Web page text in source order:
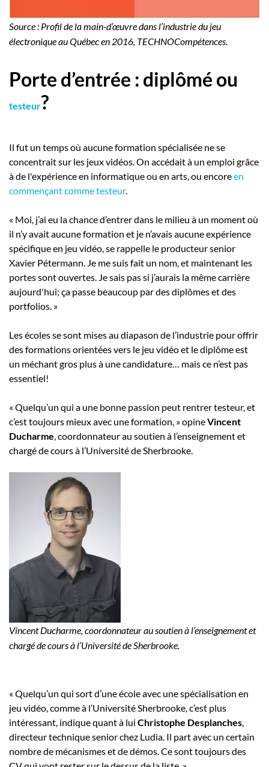
Source : Profil de la main-d’œuvre dans l’industrie du jeu
électronique au Québec en 2016, TECHNOCompétences.
Porte d’entrée : diplômé ou
testeur?
Il fut un temps où aucune formation spécialisée ne se
concentrait sur les jeux vidéos. On accédait à un emploi grâce
à de l'expérience en informatique ou en arts, ou encoreen
commençant comme testeur.
« Moi, j’ai eu la chance d’entrer dans le milieu à un moment où
il n’y avait aucune formation et je n’avais aucune expérience
spécifique en jeu vidéo, se rappelle le producteur senior
Xavier Pétermann. Je me suis fait un nom, et maintenant les
portes sont ouvertes. Je sais pas si j’aurais la même carrière
aujourd'hui; ça passe beaucoup par des diplômes et des
portfolios. »
Les écoles se sont mises au diapason de l’industrie pour offrir
des formations orientées vers le jeu vidéo et le diplôme est
un méchant gros plus à une candidature… mais ce n’est pas
essentiel!
« Quelqu’un qui a une bonne passion peut rentrer testeur, et
c’est toujours mieux avec une formation, » opineVincent
Ducharme, coordonnateur au soutien à l’enseignement et
chargé de cours à l’Université de Sherbrooke.
Vincent Ducharme, coordonnateur au soutien à l’enseignement et
chargé de cours à l’Université de Sherbrooke.
« Quelqu’un qui sort d’une école avec une spécialisation en
jeu vidéo, comme à l’Université Sherbrooke, c’est plus
intéressant, indique quant à lui Christophe Desplanches,
directeur technique senior chez Ludia. Il part avec un certain
nombre de mécanismes et de démos. Ce sont toujours des